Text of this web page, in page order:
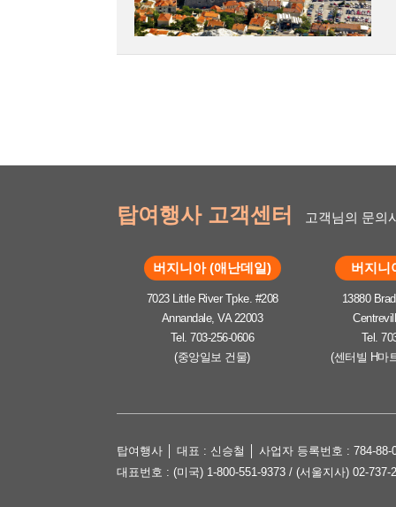
탑여행사 고객센터 고객님의 문의
버지니아 (애난데일)
7023 Little River Tpke. #208
Annandale, VA 22003
Tel. 703-256-0606
(중앙일보 건물)
버지니
13880
Tel.
(센터빌 H마
탑여행사 │ 대표 : 신승철 │ 사업자 등록번호 : 784-88-
대표번호 : (미국) 1-800-551-9373 / (서울지사) 02-